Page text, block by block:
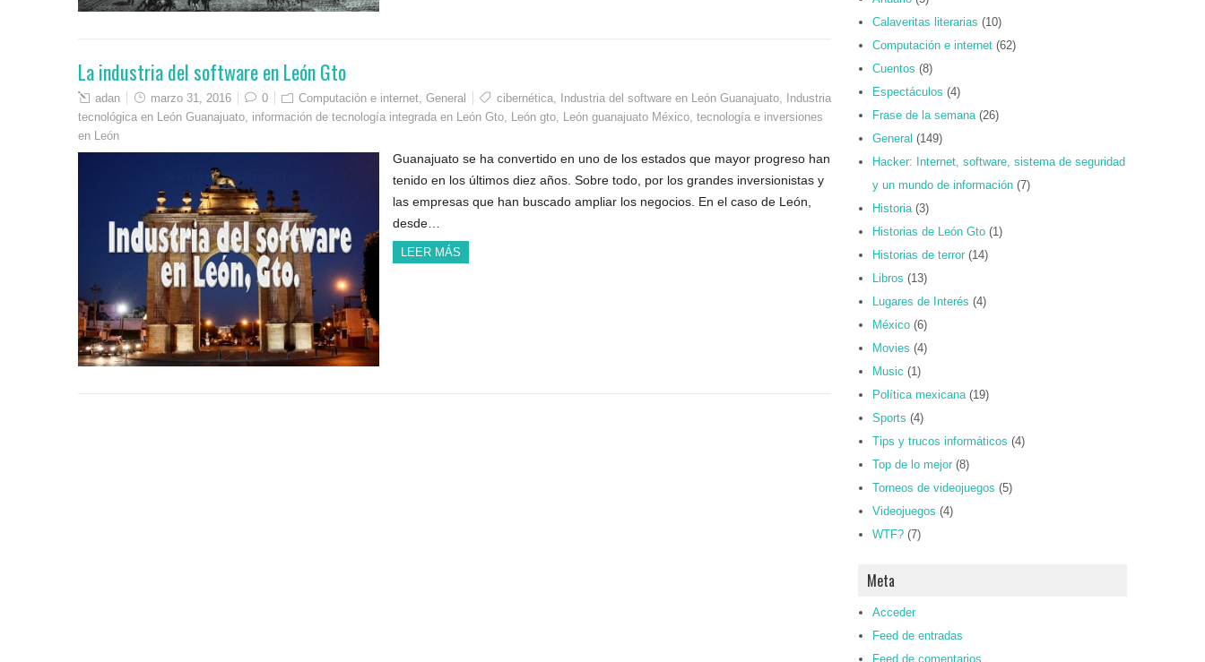
La industria del software en León Gto
adan marzo 31, 2016 0 Computación e internet General cibernética Industria del software en León Guanajuato
Industria
tecnológica en León Guanajuato información de tecnología integrada en León Gto León gto León guanajuato México tecnología e inversiones
en León
Guanajuato se ha convertido en uno de los estados que mayor progreso han
tenido en los últimos diez años. Sobre todo, por los grandes inversionistas y
las empresas que han buscado ampliar los negocios. En el caso de León,
desde…
LEER MÁS
Calaveritas literarias (10)
Computación e internet (62)
Cuentos (8)
Espectáculos (4)
Frase de la semana(26)
General (149)
Hacker: Internet, software, sistema de seguridad
y un mundo de información (7)
Historia(3)
Historias de León Gto (1)
Historias de terror (14)
Libros (13)
Lugares de Interés (4)
México (6)
Movies (4)
Music (1)
Política mexicana(19)
Sports (4)
Tips y trucos informáticos (4)
Top de lo mejor (8)
Torneos de videojuegos (5)
Videojuegos (4)
WTF? (7)
Meta
Acceder
Feed de entradas
Feed de comentarios